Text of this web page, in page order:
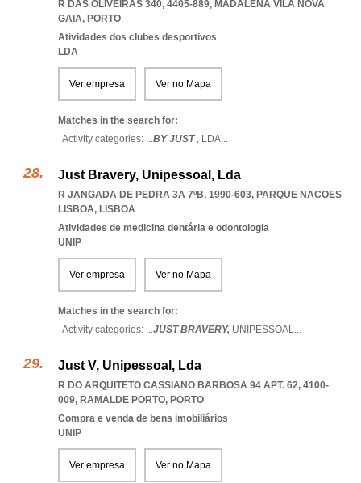
R DAS OLIVEIRAS 340, 4405-889, MADALENA VILA NOVA
GAIA, PORTO
Atividades dos clubes desportivos
LDA
Ver empresa Ver no Mapa
Matches in the search for:
Activity categories: ...BY JUST , LDA...
Just Bravery, Unipessoal, Lda
R JANGADA DE PEDRA 3A 7ºB, 1990-603, PARQUE NACOES
LISBOA, LISBOA
Atividades de medicina dentária e odontologia
UNIP
Ver empresa Ver no Mapa
Matches in the search for:
Activity categories: ...JUST BRAVERY, UNIPESSOAL...
Just V, Unipessoal, Lda
R DO ARQUITETO CASSIANO BARBOSA 94 APT. 62, 4100-
009, RAMALDE PORTO, PORTO
Compra e venda de bens imobiliários
UNIP
Ver empresa Ver no Mapa